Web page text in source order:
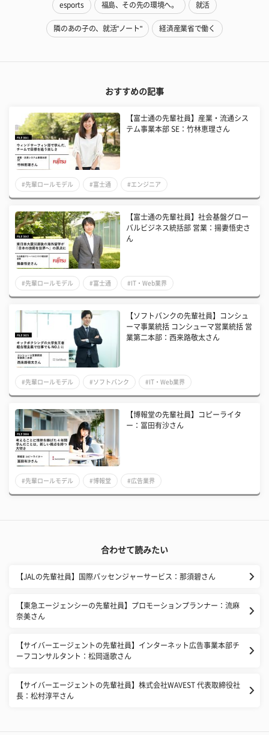
esports 福島、その先の環境へ。 就活
隣のあの子の、就活"ノート" 経済産業省で働く
おすすめの記事
【富士通の先輩社員】産業・流通シス
テム事業本部 SE：竹林恵理さん
#先輩ロールモデル #富士通 #エンジニア
【富士通の先輩社員】社会基盤グロー
バルビジネス統括部 営業：揚妻悟史さ
ん
#先輩ロールモデル #富士通 #IT・Web業界
【ソフトバンクの先輩社員】コンシュ
ーマ事業統括 コンシューマ営業統括 営
業第二本部：西来路敬太さん
#先輩ロールモデル #ソフトバンク #IT・Web業界
【博報堂の先輩社員】コピーライタ
ー：冨田有沙さん
#先輩ロールモデル #博報堂 #広告業界
合わせて読みたい
【JALの先輩社員】国際パッセンジャーサービス：那須碧さん
【東急エージェンシーの先輩社員】プロモーションプランナー：流麻
奈美さん
【サイバーエージェントの先輩社員】インターネット広告事業本部チ
ーフコンサルタント：松岡遥歌さん
【サイバーエージェントの先輩社員】株式会社WAVEST 代表取締役社
長：松村淳平さん